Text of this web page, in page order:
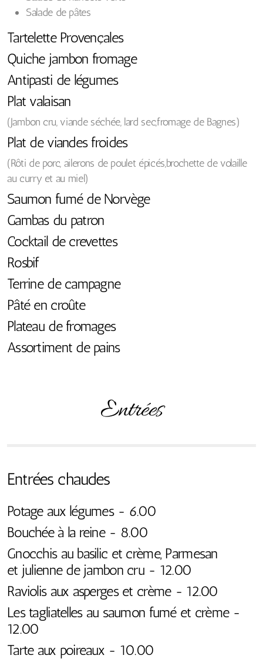
Salade de pâtes
Tartelette Provençales
Quiche jambon fromage
Antipasti de légumes
Plat valaisan
(Jambon cru, viande séchée, lard sec,fromage de Bagnes)
Plat de viandes froides
(Rôti de porc, ailerons de poulet épicés,brochette de volaille
au curry et au miel)
Saumon fumé de Norvège
Gambas du patron
Cocktail de crevettes
Rosbif
Terrine de campagne
Pâté en croûte
Plateau de fromages
Assortiment de pains
Entrées
Entrées chaudes
Potage aux légumes - 6.00
Bouchée à la reine - 8.00
Gnocchis au basilic et crème, Parmesan
et julienne de jambon cru - 12.00
Raviolis aux asperges et crème - 12.00
Les tagliatelles au saumon fumé et crème -
12.00
Tarte aux poireaux - 10.00